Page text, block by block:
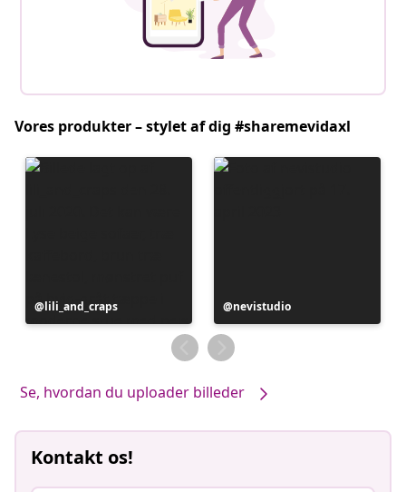
Vores produkter – stylet af dig #sharemevidaxl
Opslag
offentliggjort
lili_and_craps
Opslag
offentliggjort
af
nevistudio
Se, hvordan du uploader billeder
Kontakt os!